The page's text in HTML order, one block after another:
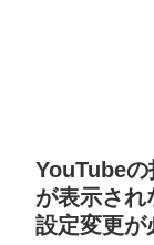
YouTubeの
が表示され
設定変更が